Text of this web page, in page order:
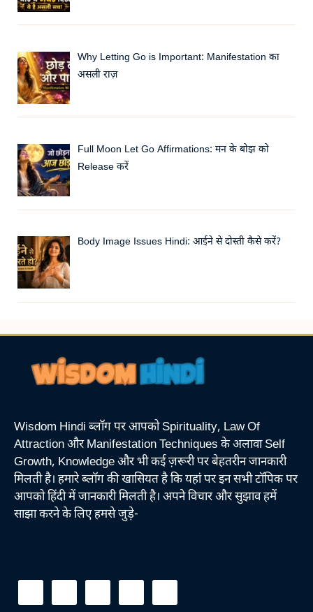
Why Letting Go is Important: Manifestation का
असली राज़
Full Moon Let Go Affirmations: मन के बोझ को
Release करें
Body Image Issues Hindi: आईने से दोस्ती कैसे करें?
Wisdom Hindi ब्लॉग पर आपको Spirituality, Law Of
Attraction और Manifestation Techniques के अलावा Self
Growth, Knowledge और भी कई ज़रूरी पर बेहतरीन जानकारी
मिलती है। हमारे ब्लॉग की खासियत है कि यहां पर इन सभी टॉपिक पर
आपको हिंदी में जानकारी मिलती है। अपने विचार और सुझाव हमें
साझा करने के लिए हमसे जुड़े-